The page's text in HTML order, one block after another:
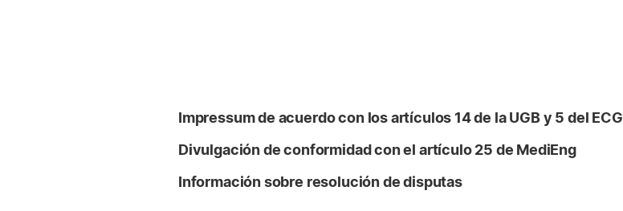
Impressum de acuerdo con los artículos 14 de la UGB y 5 del ECG
Divulgación de conformidad con el artículo 25 de MediEng
Información sobre resolución de disputas